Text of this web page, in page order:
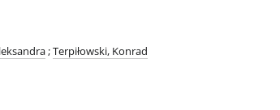
;Terpiłowski, Konrad